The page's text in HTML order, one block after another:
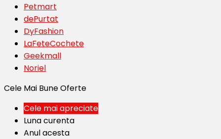
Petmart
dePurtat
DyFashion
LaFeteCochete
Geekmall
Noriel
Cele Mai Bune Oferte
Cele mai apreciate
Luna curenta
Anul acesta